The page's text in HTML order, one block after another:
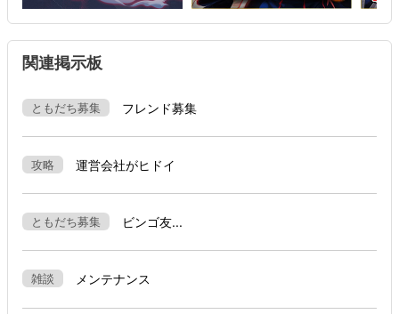
関連掲示板
ともだち募集 フレンド募集
攻略 運営会社がヒドイ
ともだち募集 ビンゴ友...
雑談 メンテナンス